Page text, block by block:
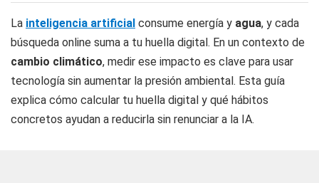
La inteligencia artificial consume energía y agua, y cada
búsqueda online suma a tu huella digital. En un contexto de
cambio climático, medir ese impacto es clave para usar
tecnología sin aumentar la presión ambiental. Esta guía
explica cómo calcular tu huella digital y qué hábitos
concretos ayudan a reducirla sin renunciar a la IA.